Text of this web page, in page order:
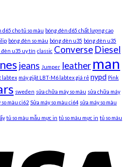
d65 cho tủ so màu bóng đèn d65 chất lượng cao
bóng đèn so màu bóng đèn u35 bóng đèn u35
đèn u35 uy tín classic Converse Diesel
jeans Jumper leather man
labtex máy giặt LBT-M6 labtex giá rẻ nypd Pink
sweden sửa chữa máy so màu sửa chữa máy
so màu ci62 Sửa máy so màu ci64 sửa máy so màu
tủ so màu mẫu mực in tủ so màu mực in tủ so màu